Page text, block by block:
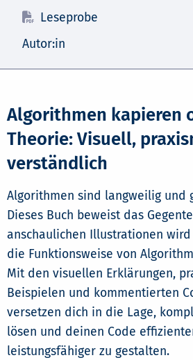
Leseprobe
Autor:in
Algorithmen kapieren
Theorie: Visuell,
verständlich
Algorithmen sind langweilig und
Dieses Buch beweist das
anschaulichen Illustrationen
die Funktionsweise von
Mit den visuellen Erklärungen,
Beispielen und kommentierten
versetzen dich in die Lage,
lösen und deinen Code
leistungsfähiger zu gestalten.